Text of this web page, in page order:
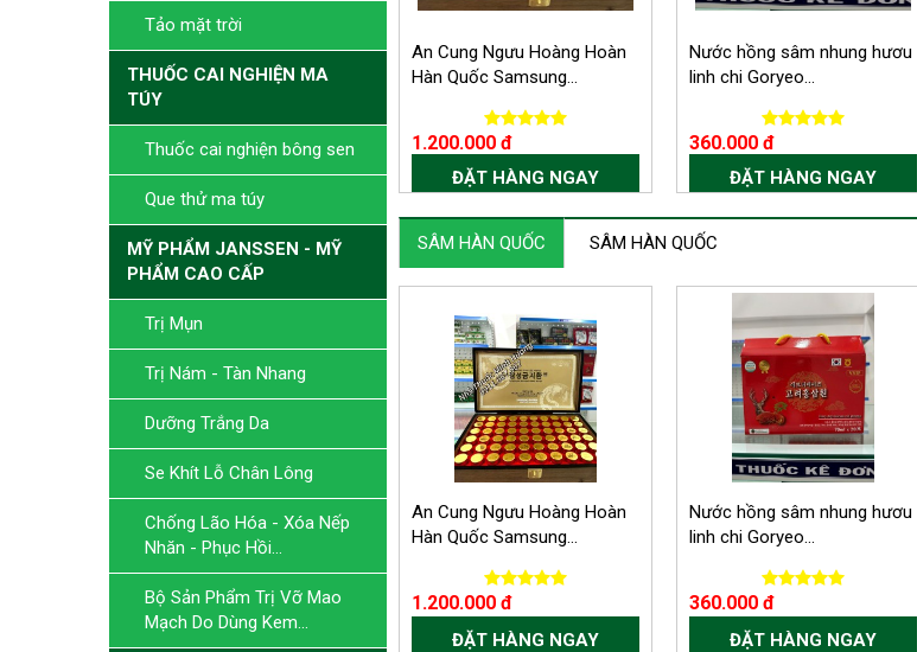
Thuốc Mọc Dài Mi Halash
USA - Nhập Khẩu...
830.000 đ 1.130.000 đ
ĐẶT HÀNG NGAY
An Cung Ngưu Hoàng Hoàn
Hàn Quốc Samsung...
1.200.000 đ
ĐẶT HÀNG NGAY
Nước hồng sâm nhung hươu
linh chi Goryeo...
360.000 đ
ĐẶT HÀNG NGAY
SÂM HÀN QUỐC SÂM HÀN QUỐC
An Cung Ngưu Hoàng Hoàn
Hàn Quốc Samsung...
1.200.000 đ
ĐẶT HÀNG NGAY
Nước hồng sâm nhung hươu
linh chi Goryeo...
360.000 đ
ĐẶT HÀNG NGAY
Tảo mặt trời
THUỐC CAI NGHIỆN MA
TÚY
Thuốc cai nghiện bông sen
Que thử ma túy
MỸ PHẨM JANSSEN - MỸ
PHẨM CAO CẤP
Trị Mụn
Trị Nám - Tàn Nhang
Dưỡng Trắng Da
Se Khít Lỗ Chân Lông
Chống Lão Hóa - Xóa Nếp
Nhăn - Phục Hồi...
Bộ Sản Phẩm Trị Vỡ Mao
Mạch Do Dùng Kem...